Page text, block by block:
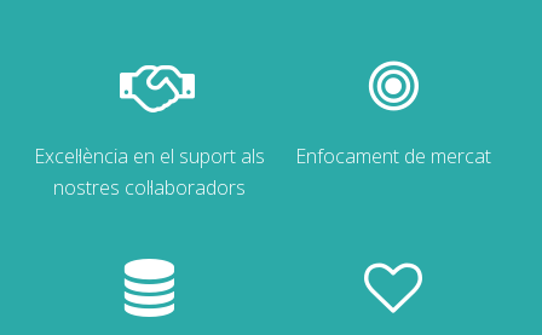
Excel·lència en el suport als
nostres col·laboradors
Enfocament de mercat